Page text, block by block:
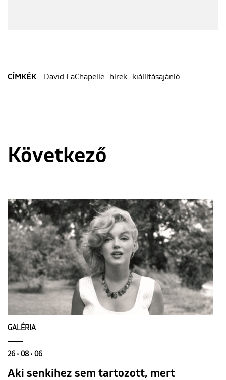
CÍMKÉK David LaChapelle hírek kiállításajánló
Következő
GALÉRIA
26 • 08 • 06
Aki senkihez sem tartozott, mert